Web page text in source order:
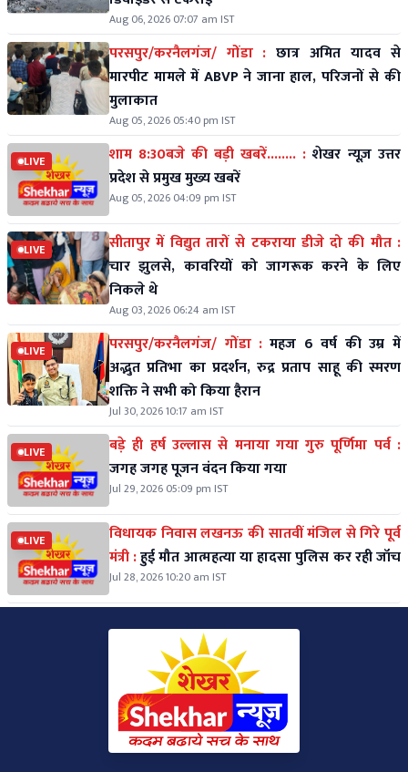
Aug 06, 2026 07:07 am IST
परसपुर/करनैलगंज/ गोंडा : छात्र अमित यादव से
मारपीट मामले में ABVP ने जाना हाल, परिजनों से की
मुलाकात
Aug 05, 2026 05:40 pm IST
LIVE शाम 8:30बजे की बड़ी खबरें........ : शेखर न्यूज़ उत्तर
प्रदेश से प्रमुख मुख्य खबरें
Aug 05, 2026 04:09 pm IST
LIVE
सीतापुर में विद्युत तारों से टकराया डीजे दो की मौत :
चार झुलसे, कावरियों को जागरूक करने के लिए
निकले थे
Aug 03, 2026 06:24 am IST
LIVE परसपुर/करनैलगंज/ गोंडा : महज 6 वर्ष की उम्र में
अद्भुत प्रतिभा का प्रदर्शन, रुद्र प्रताप साहू की स्मरण
शक्ति ने सभी को किया हैरान
Jul 30, 2026 10:17 am IST
LIVE
बड़े ही हर्ष उल्लास से मनाया गया गुरु पूर्णिमा पर्व :
जगह जगह पूजन वंदन किया गया
Jul 29, 2026 05:09 pm IST
LIVE
विधायक निवास लखनऊ की सातवीं मंजिल से गिरे पूर्व
मंत्री :हुई मौत आत्महत्या या हादसा पुलिस कर रही जॉच
Jul 28, 2026 10:20 am IST